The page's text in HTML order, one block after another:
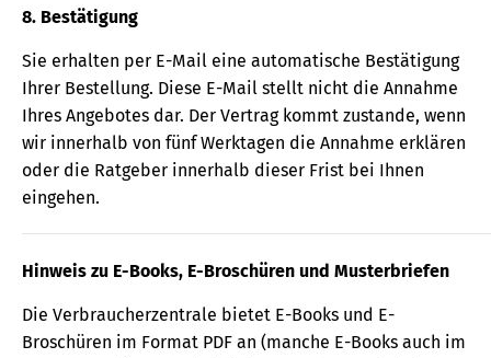
8. Bestätigung
Sie erhalten per E-Mail eine automatische Bestätigung
Ihrer Bestellung. Diese E-Mail stellt nicht die Annahme
Ihres Angebotes dar. Der Vertrag kommt zustande, wenn
wir innerhalb von fünf Werktagen die Annahme erklären
oder die Ratgeber innerhalb dieser Frist bei Ihnen
eingehen.
Hinweis zu E-Books, E-Broschüren und Musterbriefen
Die Verbraucherzentrale bietet E-Books und E-
Broschüren im Format PDF an (manche E-Books auch im